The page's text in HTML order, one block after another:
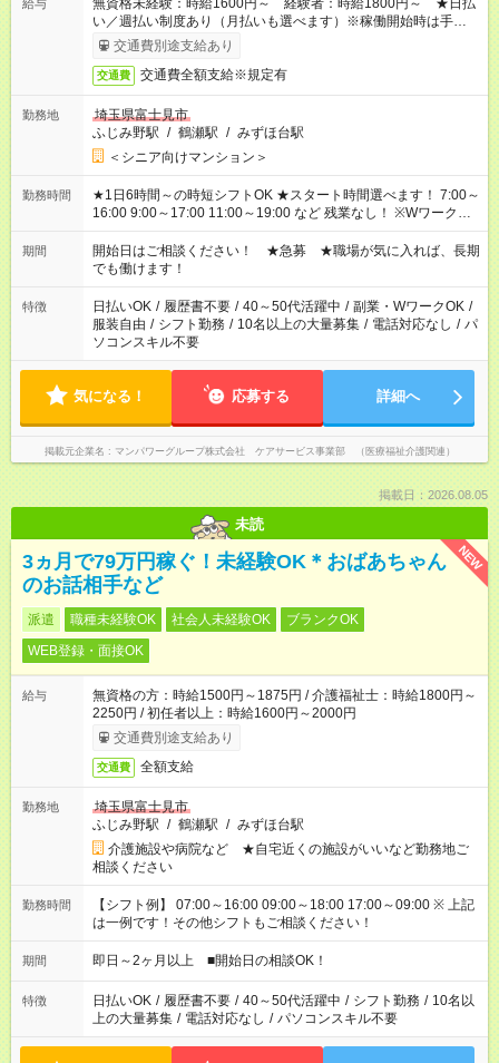
給与
無資格未経験：時給1600円～ 経験者：時給1800円～ ★日払
い／週払い制度あり（月払いも選べます）※稼働開始時は手続き
完了次第のお支払いとなります。
交通費別途支給あり
交通費 交通費全額支給※規定有
勤務地
埼玉県富士見市
ふじみ野駅 / 鶴瀬駅 / みずほ台駅
＜シニア向けマンション＞
勤務時間
★1日6時間～の時短シフトOK ★スタート時間選べます！ 7:00～
16:00 9:00～17:00 11:00～19:00 など 残業なし！ ※Wワークの
場合、他のお仕事と合わせ週40時間超の就業はご案内できませ
ん ※法令に基づき、週20時間以上勤務は社会保険への加入対象
となります ※労働者派遣法（日雇い派遣の原則禁止）により、
短時間・短期間の就業はご案内が難しい場合があります
期間
開始日はご相談ください！ ★急募 ★職場が気に入れば、長期
でも働けます！
特徴 日払いOK / 履歴書不要 / 40～50代活躍中 / 副業・WワークOK /
服装自由 / シフト勤務 / 10名以上の大量募集 / 電話対応なし / パ
ソコンスキル不要
気になる！ 応募する 詳細へ
掲載元企業名 マンパワーグループ株式会社 ケアサービス事業部 （医療福祉介護関連）
掲載日：2026.08.05
未読
NEW
3ヵ月で79万円稼ぐ！未経験OK＊おばあちゃん
のお話相手など
派遣 職種未経験OK 社会人未経験OK
ブランクOK
WEB登録・面接OK
給与
無資格の方：時給1500円～1875円 / 介護福祉士：時給1800円～
2250円 / 初任者以上：時給1600円～2000円
交通費別途支給あり
交通費 全額支給
勤務地
埼玉県富士見市
ふじみ野駅 / 鶴瀬駅 / みずほ台駅
介護施設や病院など ★自宅近くの施設がいいなど勤務地ご
相談ください
勤務時間
【シフト例】 07:00～16:00 09:00～18:00 17:00～09:00 ※ 上記
は一例です！その他シフトもご相談ください！
期間 即日～2ヶ月以上 ■開始日の相談OK！
特徴 日払いOK / 履歴書不要 / 40～50代活躍中 / シフト勤務 / 10名以
上の大量募集 / 電話対応なし / パソコンスキル不要